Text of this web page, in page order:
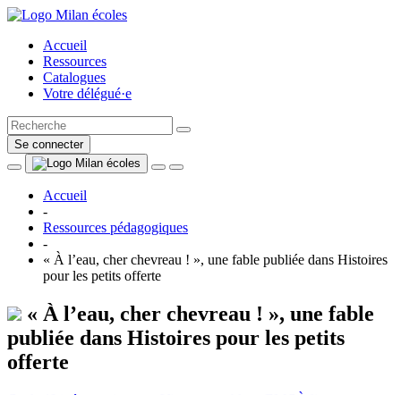
Accueil
Ressources
Catalogues
Votre délégué·e
Se connecter
Accueil
-
Ressources pédagogiques
-
« À l’eau, cher chevreau ! », une fable publiée dans Histoires
pour les petits offerte
« À l’eau, cher chevreau ! », une fable
publiée dans Histoires pour les petits
offerte